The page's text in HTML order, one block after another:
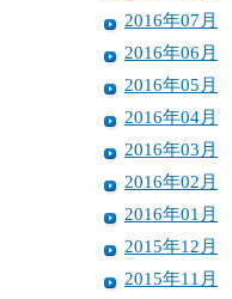
2016年07月
2016年06月
2016年05月
2016年04月
2016年03月
2016年02月
2016年01月
2015年12月
2015年11月